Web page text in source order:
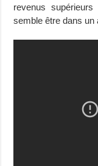
revenus
semble être dans